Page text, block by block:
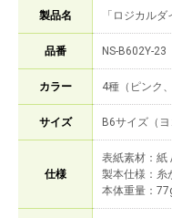
製品名 「ロジカル
品番 NS-B602Y-23
カラー 4種（ピンク
サイズ B6サイズ（
仕様
表紙素材：紙
製本仕様：糸
本体重量：